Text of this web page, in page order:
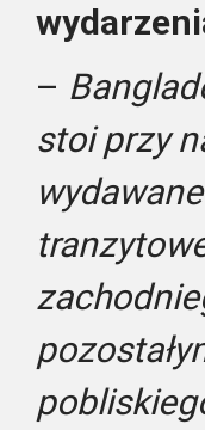
–
stoi przy